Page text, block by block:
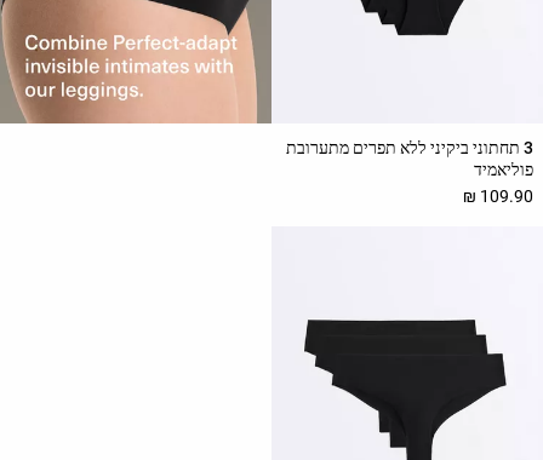
3 תחתוני ביקיני ללא תפרים מתערובת
פוליאמיד
109.90 ₪